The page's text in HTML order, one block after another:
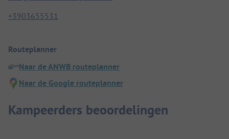
+3903655531
Routeplanner
Naar de ANWB routeplanner
Naar de Google routeplanner
Kampeerders beoordelingen